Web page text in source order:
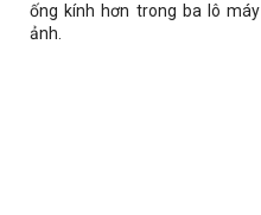
ống kính hơn trong ba lô máy
ảnh.